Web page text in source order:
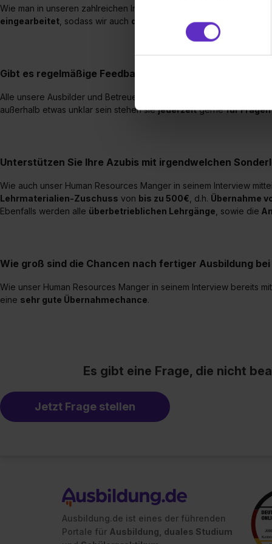
Partner führen diese
zu. . In diesem Fall sowie
umfasst hierbei die
jederzeit mit Wirkung für die
„Datenschutz-
Wie man in unseren zahlreichen Interviews lesen kann, werden alle
eingearbeitet , sodass wir auch das Beste aus jedem von euch
Gibt es regelmäßige Feedbackgespräche während der
Alle unsere Ausbilder und Betreuer der Azubis führen
außerhalb etwas unklar sein stehen siejederzeitgernefür
Unterstützen Sie Ihre Azubis mit irgendwelchen
Wie auch unser Human Resources Manger in seinem Interview
Lehrmaterialien-Zuschuss von bis zu 500€ , d.h. Übernahme
Ebenfalls werden alle überbetrieblichen Lehrgänge , sowie die
Wie groß sind die Chancen nach fertiger Ausbildung
Wie unser Human Resources Manger in seinem Interview bereits
eine sehr gute Übernahmechance.
Es gibt eine Frage, die nicht
Jetzt Frage stellen
Ausbildung.de ist eines der führenden
Portale für Ausbildung, duales Studium